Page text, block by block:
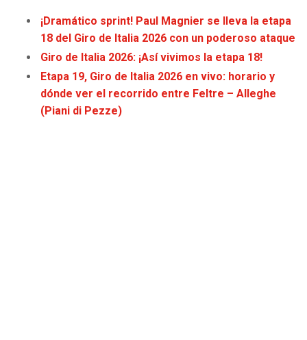
COWBOYS
GIANTS
EAGLES
CLIPPERS
LAKERS
SUNS
¡Dramático sprint! Paul Magnier se lleva la etapa
18 del Giro de Italia 2026 con un poderoso ataque
Giro de Italia 2026: ¡Así vivimos la etapa 18!
Etapa 19, Giro de Italia 2026 en vivo: horario y
dónde ver el recorrido entre Feltre – Alleghe
(Piani di Pezze)